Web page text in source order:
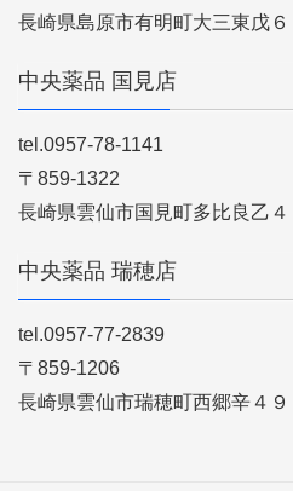
長崎県島原市有明町大三東戊６
中央薬品 国見店
tel.0957-78-1141
〒859-1322
長崎県雲仙市国見町多比良乙４
中央薬品 瑞穂店
tel.0957-77-2839
〒859-1206
長崎県雲仙市瑞穂町西郷辛４９